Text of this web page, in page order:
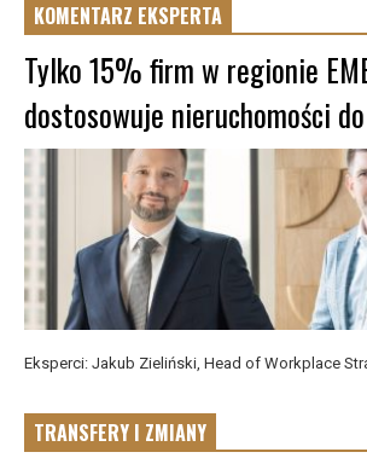
KOMENTARZ EKSPERTA
Tylko 15% firm w regionie
dostosowuje nieruchomości
Eksperci: Jakub Zieliński, Head of Workplace
TRANSFERY I ZMIANY